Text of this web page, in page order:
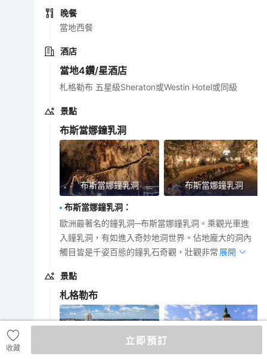
晚餐
當地西餐
酒店
當地4鑽/星酒店
札格勒布 五星級Sheraton或Westin Hotel或同級
景點
布斯當娜鐘乳洞
布斯當娜鐘乳洞 布斯當娜鐘乳洞
布斯當娜鐘乳洞 ：
歐洲最著名的鐘乳洞─布斯當娜鐘乳洞。乘觀光車進
入鐘乳洞，有如進入奇妙地洞世界。佔地龐大的洞內
觸目皆是千姿百態的鐘乳石奇觀，壯觀非常。展開
景點
札格勒布
收藏
立即預訂